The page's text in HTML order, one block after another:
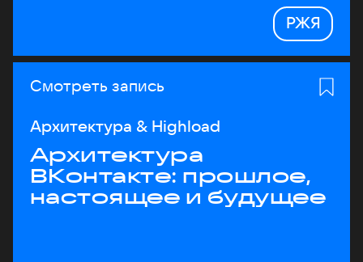
РЖЯ
Смотреть запись
Архитектура & Highload
Архитектура
ВКонтакте: прошлое,
настоящее и будущее